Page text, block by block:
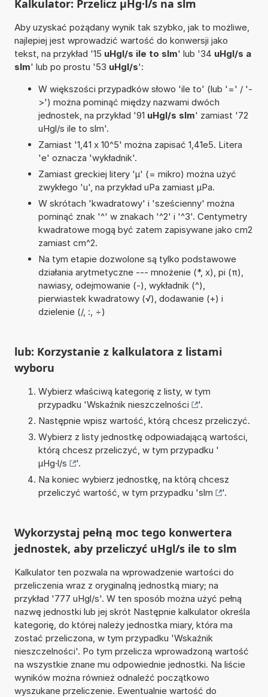
Kalkulator: Przelicz µHg·l/s na slm
Aby uzyskać pożądany wynik tak szybko, jak to możliwe,
najlepiej jest wprowadzić wartość do konwersji jako
tekst, na przykład '15 uHgl/s ile to slm' lub '34 uHgl/s a
slm' lub po prostu '53 uHgl/s':
W większości przypadków słowo 'ile to' (lub '=' / '-
>') można pominąć między nazwami dwóch
jednostek, na przykład '91 uHgl/s slm' zamiast '72
uHgl/s ile to slm'.
Zamiast '1,41 x 10^5' można zapisać 1,41e5. Litera
'e' oznacza 'wykładnik'.
Zamiast greckiej litery 'µ' (= mikro) można użyć
zwykłego 'u', na przykład uPa zamiast µPa.
W skrótach 'kwadratowy' i 'sześcienny' można
pominąć znak '^' w znakach '^2' i '^3'. Centymetry
kwadratowe mogą być zatem zapisywane jako cm2
zamiast cm^2.
Na tym etapie dozwolone są tylko podstawowe
działania arytmetyczne --- mnożenie (*, x), pi (π),
nawiasy, odejmowanie (-), wykładnik (^),
pierwiastek kwadratowy (√), dodawanie (+) i
dzielenie (/, :, ÷)
lub: Korzystanie z kalkulatora z listami
wyboru
Wybierz właściwą kategorię z listy, w tym
przypadku 'Wskaźnik nieszczelności
'.
Następnie wpisz wartość, którą chcesz przeliczyć.
Wybierz z listy jednostkę odpowiadającą wartości,
którą chcesz przeliczyć, w tym przypadku '
µHg·l/s
'.
Na koniec wybierz jednostkę, na którą chcesz
przeliczyć wartość, w tym przypadku 'slm '.
Wykorzystaj pełną moc tego konwertera
jednostek, aby przeliczyć uHgl/s ile to slm
Kalkulator ten pozwala na wprowadzenie wartości do
przeliczenia wraz z oryginalną jednostką miary; na
przykład '777 uHgl/s'. W ten sposób można użyć pełną
nazwę jednostki lub jej skrót Następnie kalkulator określa
kategorię, do której należy jednostka miary, która ma
zostać przeliczona, w tym przypadku 'Wskaźnik
nieszczelności'. Po tym przelicza wprowadzoną wartość
na wszystkie znane mu odpowiednie jednostki. Na liście
wyników można również odnaleźć początkowo
wyszukane przeliczenie. Ewentualnie wartość do